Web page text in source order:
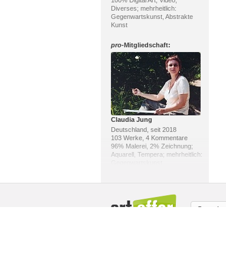
Diverses; mehrheitlich:
Gegenwartskunst, Abstrakte
Kunst
pro-Mitgliedschaft:
Claudia Jung
Deutschland, seit 2018
103 Werke, 4 Kommentare
96% Malerei, 2% Zeichnung;
Aquarell, Tempera; mehrheitlich:
Sprache: